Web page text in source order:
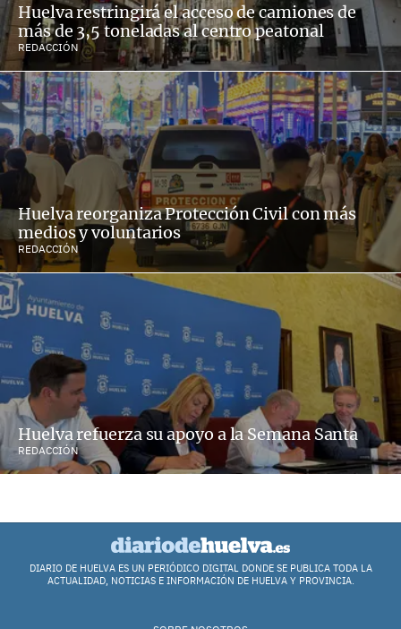
Huelva restringirá el acceso de camiones de
más de 3,5 toneladas al centro peatonal
REDACCIÓN
Huelva reorganiza Protección Civil con más
medios y voluntarios
REDACCIÓN
Huelva refuerza su apoyo a la Semana Santa
REDACCIÓN
DIARIO DE HUELVA ES UN PERIÓDICO DIGITAL DONDE SE PUBLICA TODA LA
ACTUALIDAD, NOTICIAS E INFORMACIÓN DE HUELVA Y PROVINCIA.